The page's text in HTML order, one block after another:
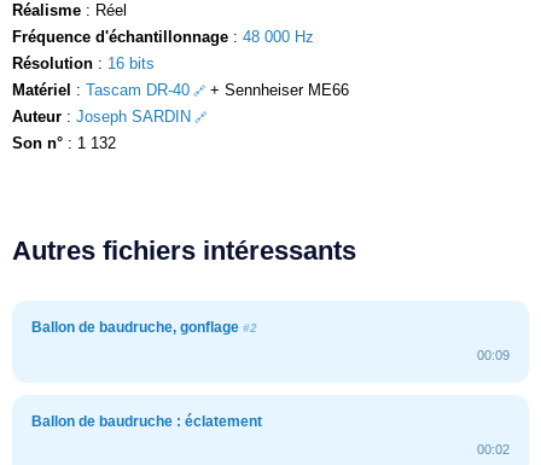
Réalisme : Réel
Fréquence d'échantillonnage : 48 000 Hz
Résolution : 16 bits
Matériel : Tascam DR-40
+ Sennheiser ME66
Auteur : Joseph SARDIN
Son n° : 1 132
Autres fichiers intéressants
Ballon de baudruche, gonflage #2
00:09
Ballon de baudruche : éclatement
00:02